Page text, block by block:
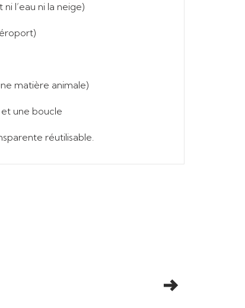
l’eau ni la neige)
matière animale)
une boucle
réutilisable.